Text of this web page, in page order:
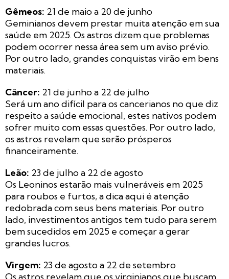
Gêmeos: 21 de maio a 20 de junho
Geminianos devem prestar muita atenção em sua
saúde em 2025. Os astros dizem que problemas
podem ocorrer nessa área sem um aviso prévio.
Por outro lado, grandes conquistas virão em bens
materiais.
Câncer: 21 de junho a 22 de julho
Será um ano difícil para os cancerianos no que diz
respeito a saúde emocional, estes nativos podem
sofrer muito com essas questões. Por outro lado,
os astros revelam que serão prósperos
financeiramente.
Leão: 23 de julho a 22 de agosto
Os Leoninos estarão mais vulneráveis em 2025
para roubos e furtos, a dica aqui é atenção
redobrada com seus bens materiais. Por outro
lado, investimentos antigos tem tudo para serem
bem sucedidos em 2025 e começar a gerar
grandes lucros.
Virgem: 23 de agosto a 22 de setembro
Os astros revelam que os virginianos que buscam